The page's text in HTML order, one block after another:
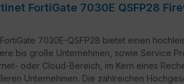
FortiGate 7030E QSFP28
7030E-QSFP28 bietet einen
bis große Unternehmen, sowie Service
oder Cloud-Bereich, im Kern eines
Unternehmen. Die zahlreichen